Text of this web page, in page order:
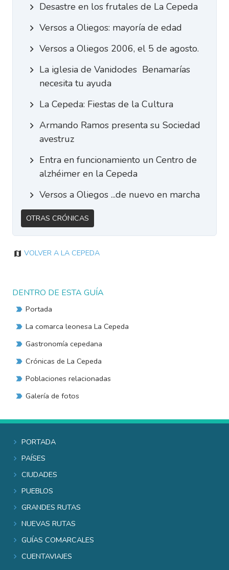
Desastre en los frutales de La Cepeda
Versos a Oliegos: mayoría de edad
Versos a Oliegos 2006, el 5 de agosto.
La iglesia de Vanidodes  Benamarías
necesita tu ayuda
La Cepeda: Fiestas de la Cultura
Armando Ramos presenta su Sociedad
avestruz
Entra en funcionamiento un Centro de
alzhéimer en la Cepeda
Versos a Oliegos ...de nuevo en marcha
Otras Crónicas
Volver a La Cepeda
DENTRO DE ESTA GUÍA
Portada
La comarca leonesa La Cepeda
Gastronomía cepedana
Crónicas de La Cepeda
Poblaciones relacionadas
Galería de fotos
Portada
Países
Ciudades
Pueblos
Grandes rutas
Nuevas rutas
Guías comarcales
Cuentaviajes